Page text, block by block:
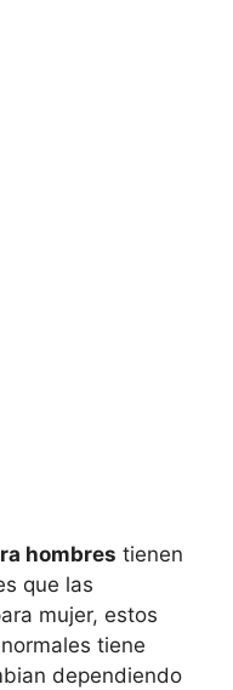
hombres tienen
que las
mujer, estos
tiene
dependiendo